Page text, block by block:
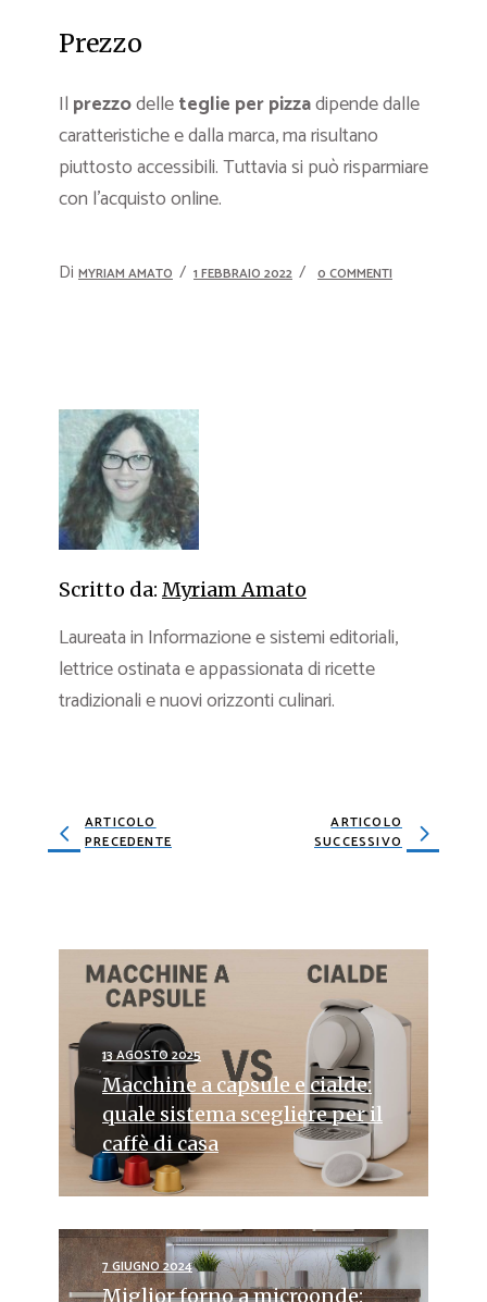
Prezzo
Il prezzodelleteglie per pizzadipende dalle
caratteristiche e dalla marca, ma risultano
piuttosto accessibili. Tuttavia si può risparmiare
con l’acquisto online.
Di MYRIAM AMATO 1 FEBBRAIO 2022 0 COMMENTI
Scritto da: Myriam Amato
Laureata in Informazione e sistemi editoriali,
lettrice ostinata e appassionata di ricette
tradizionali e nuovi orizzonti culinari.
ARTICOLO
PRECEDENTE
ARTICOLO
SUCCESSIVO
13 AGOSTO 2025
Macchine a capsule e cialde:
quale sistema scegliere per il
caffè di casa
7 GIUGNO 2024
Miglior forno a microonde: